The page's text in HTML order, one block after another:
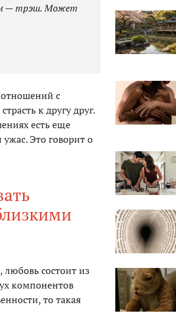
— трэш. Может
отношений с
к другу друг.
есть еще
Это говорит о
состоит из
компонентов
то такая